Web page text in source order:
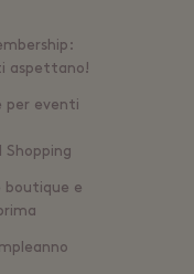
aspettano!
per eventi
Shopping
boutique e